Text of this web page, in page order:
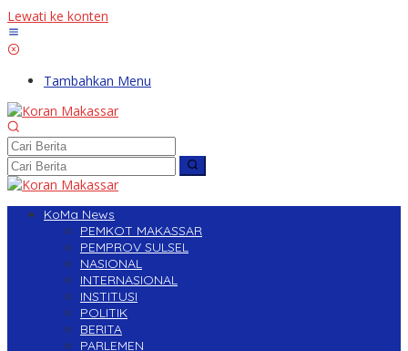
Lewati ke konten
Tambahkan Menu
KoMa News
PEMKOT MAKASSAR
PEMPROV SULSEL
NASIONAL
INTERNASIONAL
INSTITUSI
POLITIK
BERITA
PARLEMEN